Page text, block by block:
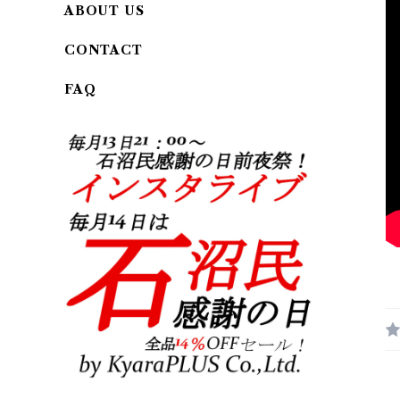
ABOUT US
CONTACT
FAQ